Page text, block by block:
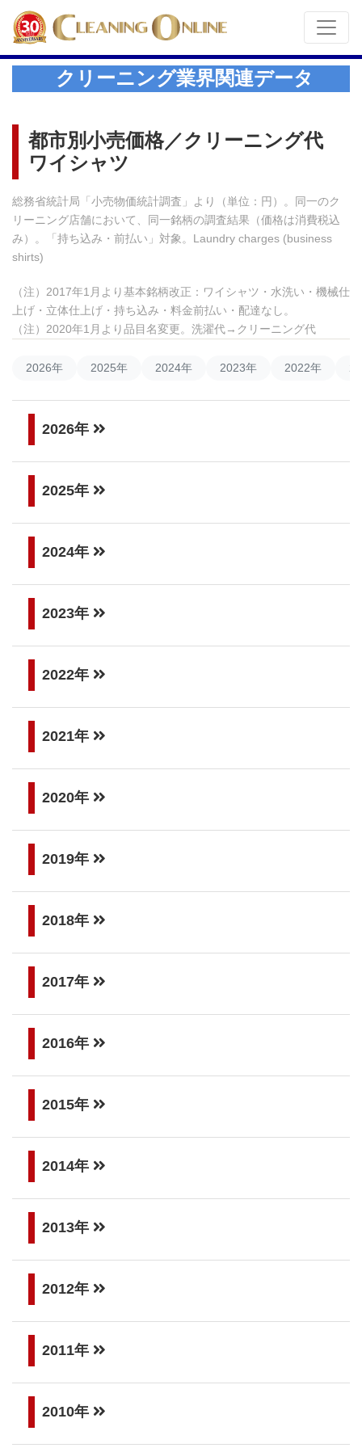
クリーニング業界関連データ
都市別小売価格／クリーニング代
ワイシャツ
総務省統計局「小売物価統計調査」より（単位：円）。同一のク
リーニング店舗において、同一銘柄の調査結果（価格は消費税込
み）。「持ち込み・前払い」対象。Laundry charges (business
shirts)
（注）2017年1月より基本銘柄改正：ワイシャツ・水洗い・機械仕
上げ・立体仕上げ・持ち込み・料金前払い・配達なし。
（注）2020年1月より品目名変更。洗濯代→クリーニング代
2026年 2025年 2024年 2023年 2022年
2026年
2025年
2024年
2023年
2022年
2021年
2020年
2019年
2018年
2017年
2016年
2015年
2014年
2013年
2012年
2011年
2010年